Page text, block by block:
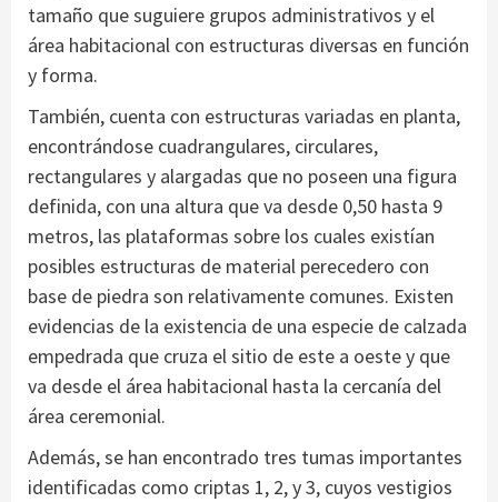
tamaño que suguiere grupos administrativos y el
área habitacional con estructuras diversas en función
y forma.
También, cuenta con estructuras variadas en planta,
encontrándose cuadrangulares, circulares,
rectangulares y alargadas que no poseen una figura
definida, con una altura que va desde 0,50 hasta 9
metros, las plataformas sobre los cuales existían
posibles estructuras de material perecedero con
base de piedra son relativamente comunes. Existen
evidencias de la existencia de una especie de calzada
empedrada que cruza el sitio de este a oeste y que
va desde el área habitacional hasta la cercanía del
área ceremonial.
Además, se han encontrado tres tumas importantes
identificadas como criptas 1, 2, y 3, cuyos vestigios